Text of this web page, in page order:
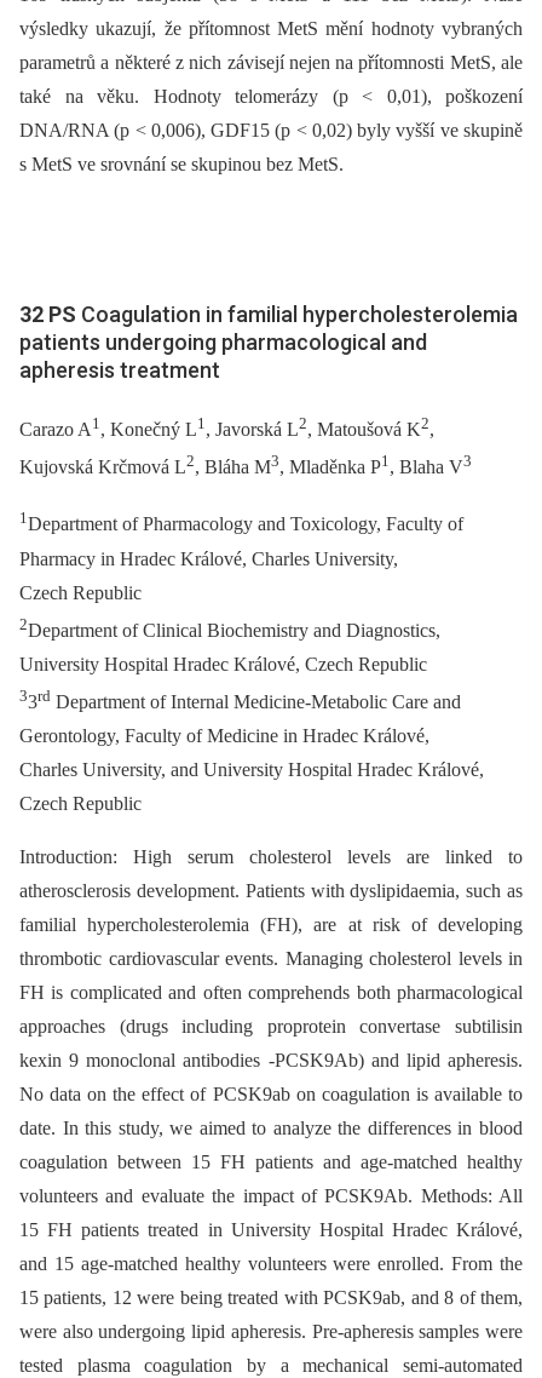
výsledky ukazují, že přítomnost MetS mění hodnoty vybraných
parametrů a některé z nich závisejí nejen na přítomnosti MetS, ale
také na věku. Hodnoty telomerázy (p < 0,01), poškození
DNA/RNA (p < 0,006), GDF15 (p < 0,02) byly vyšší ve skupině
s MetS ve srovnání se skupinou bez MetS.
32 PS Coagulation in familial hypercholesterolemia
patients undergoing pharmacological and
apheresis treatment
Carazo A 1 , Konečný L1 , Javorská L2, Matoušová K2,
Kujovská Krčmová L2, Bláha M3, Mladěnka P1 , Blaha V3
1Department of Pharmacology and Toxicology, Faculty of
Pharmacy in Hradec Králové, Charles University,
Czech Republic
2Department of Clinical Biochemistry and Diagnostics,
University Hospital Hradec Králové, Czech Republic
33rd Department of Internal Medicine-Metabolic Care and
Gerontology, Faculty of Medicine in Hradec Králové,
Charles University, and University Hospital Hradec Králové,
Czech Republic
Introduction: High serum cholesterol levels are linked to
atherosclerosis development. Patients with dyslipidaemia, such as
familial hypercholesterolemia (FH), are at risk of developing
thrombotic cardiovascular events. Managing cholesterol levels in
FH is complicated and often comprehends both pharmacological
approaches (drugs including proprotein convertase subtilisin
kexin 9 monoclonal antibodies -PCSK9Ab) and lipid apheresis.
No data on the effect of PCSK9ab on coagulation is available to
date. In this study, we aimed to analyze the differences in blood
coagulation between 15 FH patients and age-matched healthy
volunteers and evaluate the impact of PCSK9Ab. Methods: All
15 FH patients treated in University Hospital Hradec Králové,
and 15 age-matched healthy volunteers were enrolled. From the
15 patients, 12 were being treated with PCSK9ab, and 8 of them,
were also undergoing lipid apheresis. Pre-apheresis samples were
tested plasma coagulation by a mechanical semi-automated